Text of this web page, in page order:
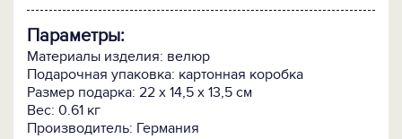
Параметры:
Материалы изделия: велюр
Подарочная упаковка: картонная коробка
Размер подарка: 22 x 14,5 x 13,5 см
Вес: 0.61 кг
Производитель: Германия